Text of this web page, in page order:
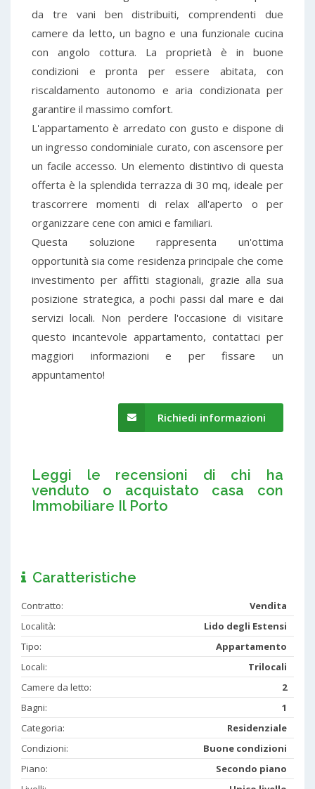
da tre vani ben distribuiti, comprendenti due
camere da letto, un bagno e una funzionale cucina
con angolo cottura. La proprietà è in buone
condizioni e pronta per essere abitata, con
riscaldamento autonomo e aria condizionata per
garantire il massimo comfort.
L'appartamento è arredato con gusto e dispone di
un ingresso condominiale curato, con ascensore per
un facile accesso. Un elemento distintivo di questa
offerta è la splendida terrazza di 30 mq, ideale per
trascorrere momenti di relax all'aperto o per
organizzare cene con amici e familiari.
Questa soluzione rappresenta un'ottima
opportunità sia come residenza principale che come
investimento per affitti stagionali, grazie alla sua
posizione strategica, a pochi passi dal mare e dai
servizi locali. Non perdere l'occasione di visitare
questo incantevole appartamento, contattaci per
maggiori informazioni e per fissare un
appuntamento!
Richiedi informazioni
Leggi le recensioni di chi ha
venduto o acquistato casa con
Immobiliare Il Porto
Caratteristiche
Contratto:
Vendita
Località:
Lido degli Estensi
Tipo:
Appartamento
Locali:
Trilocali
Camere da letto:
2
Bagni:
1
Categoria:
Residenziale
Condizioni:
Buone condizioni
Piano:
Secondo piano